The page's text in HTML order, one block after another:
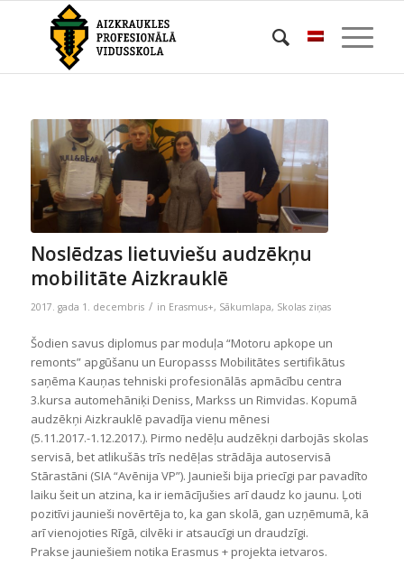
Noslēdzas lietuviešu audzēkņu
mobilitāte Aizkrauklē
2017. gada 1. decembris / in Erasmus+, Sākumlapa, Skolas ziņas
Šodien savus diplomus par moduļa “Motoru apkope un
remonts” apgūšanu un Europasss Mobilitātes sertifikātus
saņēma Kauņas tehniski profesionālās apmācību centra
3.kursa automehāniķi Deniss, Markss un Rimvidas. Kopumā
audzēkņi Aizkrauklē pavadīja vienu mēnesi
(5.11.2017.-1.12.2017.). Pirmo nedēļu audzēkņi darbojās skolas
servisā, bet atlikušās trīs nedēļas strādāja autoservisā
Stārastāni (SIA “Avēnija VP”). Jaunieši bija priecīgi par pavadīto
laiku šeit un atzina, ka ir iemācījušies arī daudz ko jaunu. Ļoti
pozitīvi jaunieši novērtēja to, ka gan skolā, gan uzņēmumā, kā
arī vienojoties Rīgā, cilvēki ir atsaucīgi un draudzīgi.
Prakse jauniešiem notika Erasmus + projekta ietvaros.